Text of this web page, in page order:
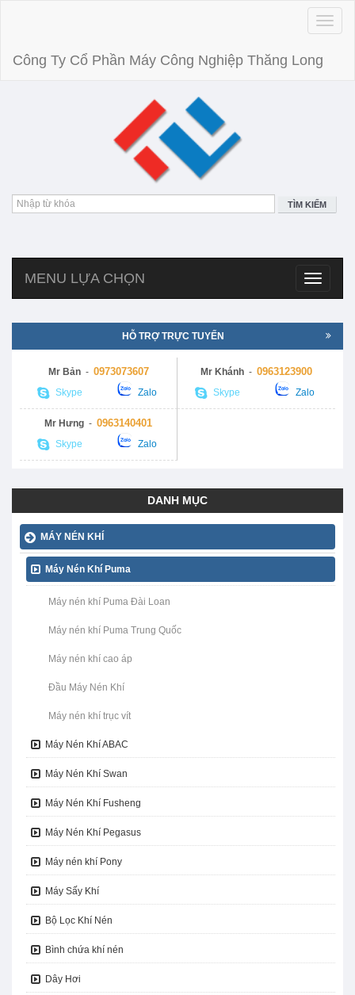
Toggle
Công Ty Cổ Phần Máy Công Nghiệp Thăng Long
TÌM KIẾM
Toggle
MENU LỰA CHỌN
HỖ TRỢ TRỰC TUYẾN
Mr Bản- 0973073607
Skype Zalo
Mr Khánh - 0963123900
Skype Zalo
Mr Hưng - 0963140401
Skype Zalo
DANH MỤC
MÁY NÉN KHÍ
Máy Nén Khí Puma
Máy nén khí Puma Đài Loan
Máy nén khí Puma Trung Quốc
Máy nén khí cao áp
Đầu Máy Nén Khí
Máy nén khí trục vít
Máy Nén Khí ABAC
Máy Nén Khí Swan
Máy Nén Khí Fusheng
Máy Nén Khí Pegasus
Máy nén khí Pony
Máy Sấy Khí
Bộ Lọc Khí Nén
Bình chứa khí nén
Dây Hơi